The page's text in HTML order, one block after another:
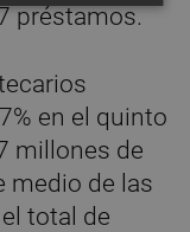
préstamos.
en el quinto
millones de
medio de las
total de